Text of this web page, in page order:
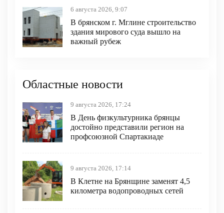
6 августа 2026, 9:07
В брянском г. Мглине строительство
здания мирового суда вышло на
важный рубеж
Областные новости
9 августа 2026, 17:24
В День физкультурника брянцы
достойно представили регион на
профсоюзной Спартакиаде
9 августа 2026, 17:14
В Клетне на Брянщине заменят 4,5
километра водопроводных сетей